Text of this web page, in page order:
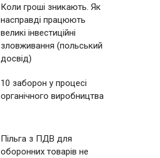
Коли гроші зникають. Як
насправді працюють
великі інвестиційні
зловживання (польський
досвід)
10 заборон у процесі
органічного виробництва
Пільга з ПДВ для
оборонних товарів не